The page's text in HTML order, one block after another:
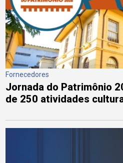
Fornecedores
Jornada do Patrimônio
de 250 atividades